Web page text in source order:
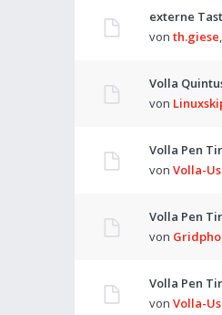
externe
von th.giese,
Volla
von
Volla Pen
von Volla-
Volla Pen
von
Volla Pen
von Volla-